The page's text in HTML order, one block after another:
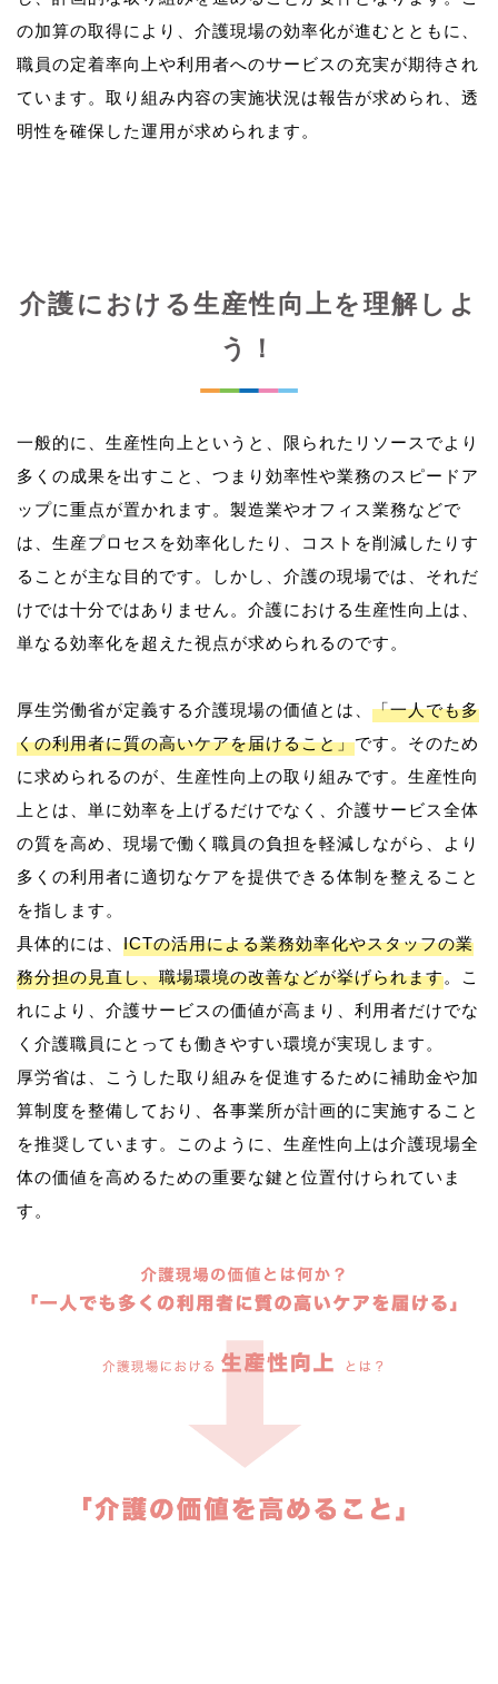
の加算の取得により、介護現場の効率化が進むとともに、
職員の定着率向上や利用者へのサービスの充実が期待され
ています。取り組み内容の実施状況は報告が求められ、透
介護における生産性向上を理解しよ
う！
一般的に、生産性向上というと、限られたリソースでより
多くの成果を出すこと、つまり効率性や業務のスピードア
ップに重点が置かれます。製造業やオフィス業務などで
は、生産プロセスを効率化したり、コストを削減したりす
ることが主な目的です。しかし、介護の現場では、それだ
けでは十分ではありません。介護における生産性向上は、
単なる効率化を超えた視点が求められるのです。
厚生労働省が定義する介護現場の価値とは、 「一人でも多
くの利用者に質の高いケアを届けること」です。そのため
に求められるのが、生産性向上の取り組みです。生産性向
上とは、単に効率を上げるだけでなく、介護サービス全体
の質を高め、現場で働く職員の負担を軽減しながら、より
多くの利用者に適切なケアを提供できる体制を整えること
を指します。
具体的には、 ICTの活用による業務効率化やスタッフの業
務分担の見直し、職場環境の改善などが挙げられます。こ
れにより、介護サービスの価値が高まり、利用者だけでな
く介護職員にとっても働きやすい環境が実現します。
厚労省は、こうした取り組みを促進するために補助金や加
算制度を整備しており、各事業所が計画的に実施すること
を推奨しています。このように、生産性向上は介護現場全
体の価値を高めるための重要な鍵と位置付けられていま